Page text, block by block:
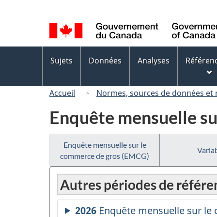
de
la
langue
des
Sujets Données Analyses
Accueil Normes, sources de données et
Enquête mensuelle
Enquête mensuelle sur le
commerce de gros (EMCG)
Autres périodes de